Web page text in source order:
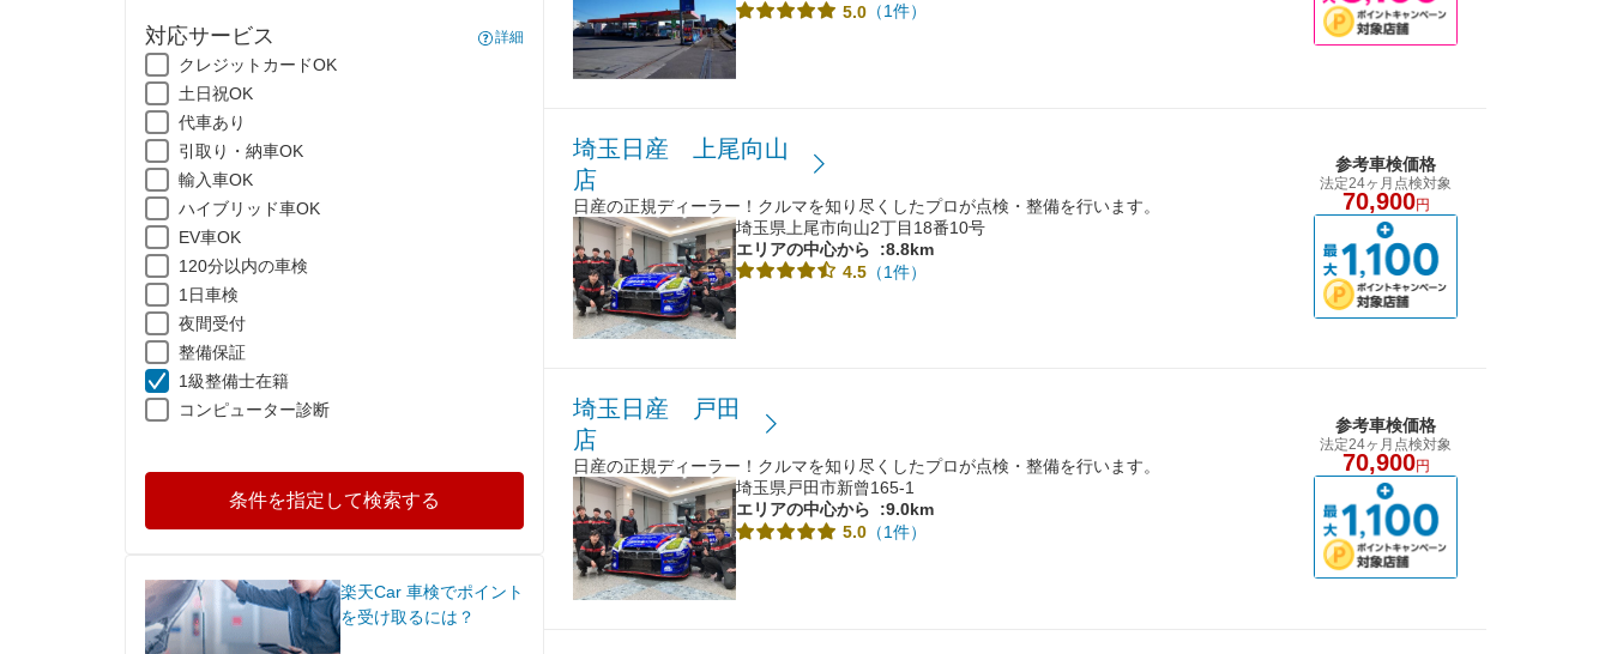
対応サービス 詳細
クレジットカードOK
土日祝OK
代車あり
引取り・納車OK
輸入車OK
ハイブリッド車OK
EV車OK
120分以内の車検
1日車検
夜間受付
整備保証
1級整備士在籍
コンピューター診断
条件を指定して検索する
楽天Car 車検でポイント
を受け取るには？
5.0 （1件）
埼玉日産 上尾向山
店
日産の正規ディーラー！クルマを知り尽くしたプロが点検・整備を行います。
埼玉県上尾市向山2丁目18番10号
エリアの中心から
:8.8km
4.5 （1件）
参考車検価格
法定24ヶ月点検対象
70,900円
埼玉日産 戸田
店
日産の正規ディーラー！クルマを知り尽くしたプロが点検・整備を行います。
埼玉県戸田市新曾165-1
エリアの中心から
:9.0km
5.0 （1件）
参考車検価格
法定24ヶ月点検対象
70,900円